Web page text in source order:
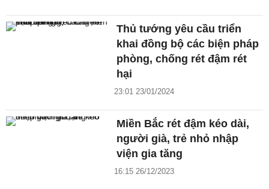
Thủ tướng yêu cầu triển
khai đồng bộ các biện pháp
phòng, chống rét đậm rét
hại
23:01 23/01/2024
Miền Bắc rét đậm kéo dài,
người già, trẻ nhỏ nhập
viện gia tăng
16:15 26/12/2023